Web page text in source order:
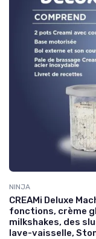
NINJA
CREAMi Deluxe
fonctions, crème
milkshakes, des
lave-vaisselle,